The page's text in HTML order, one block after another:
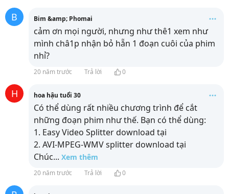
B Bim &amp; Phomai
cảm ơn mọi người, nhưng như thê1 xem như
mình châ1p nhận bỏ hẵn 1 đoạn cuôi của phim
nhỉ?
20 năm trước Trả lời 0
H hoa hậu tuổi 30
Có thể dùng rất nhiều chương trình để cắt
những đoạn phim như thế. Bạn có thể dùng:
1. Easy Video Splitter download tại
2. AVI-MPEG-WMV splitter download tại
Chúc... Xem thêm
20 năm trước Trả lời 0